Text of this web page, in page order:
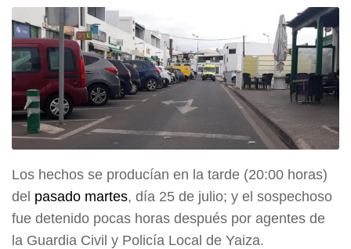
Los hechos se producían en la tarde (20:00 horas)
del pasado martes, día 25 de julio; y el sospechoso
fue detenido pocas horas después por agentes de
la Guardia Civil y Policía Local de Yaiza.